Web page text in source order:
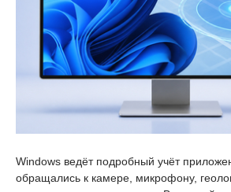
Windows ведёт подробный учёт
обращались к камере, микрофону,